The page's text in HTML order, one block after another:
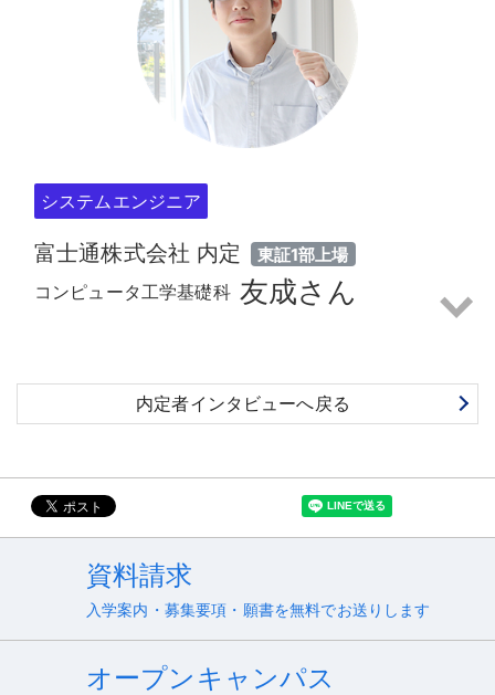
システムエンジニア
富士通株式会社 内定 東証1部上場
コンピュータ工学基礎科 友成さん
内定者インタビューへ戻る
資料請求
入学案内・募集要項・願書を無料でお送りします
オープンキャンパス